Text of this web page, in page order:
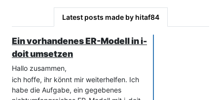
Latest posts made by hitaf84
Ein vorhandenes ER-Modell in i-
doit umsetzen
Hallo zusammen,
ich hoffe, ihr könnt mir weiterhelfen. Ich
habe die Aufgabe, ein gegebenes